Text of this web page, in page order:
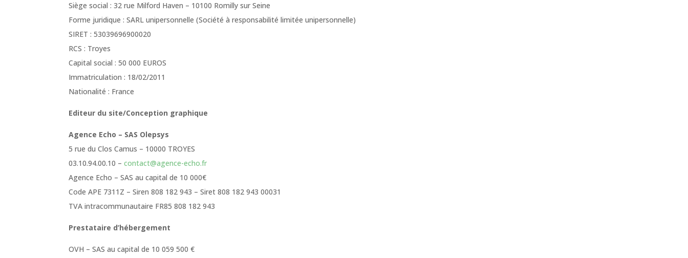
Siège social : 32 rue Milford Haven – 10100 Romilly sur Seine
Forme juridique :SARL unipersonnelle (Société à responsabilité limitée unipersonnelle)
SIRET :53039696900020
RCS : Troyes
Capital social : 50 000 EUROS
Immatriculation : 18/02/2011
Nationalité : France
Editeur du site/Conception graphique
Agence Echo – SAS Olepsys
5 rue du Clos Camus – 10000 TROYES
03.10.94.00.10 – contact@agence-echo.fr
Agence Echo – SAS au capital de 10 000€
Code APE 7311Z – Siren 808 182 943 – Siret 808 182 943 00031
TVA intracommunautaire FR85 808 182 943
Prestataire d’hébergement
OVH – SAS au capital de 10 059 500 €